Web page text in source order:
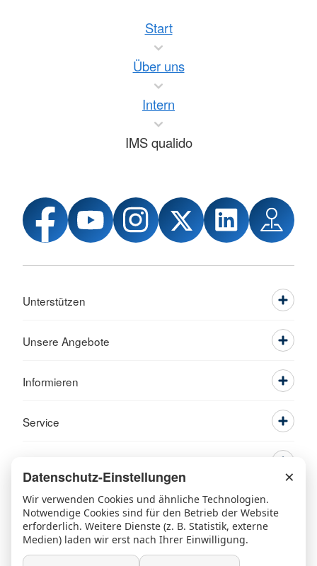
Start
Über uns
Intern
IMS qualido
Unterstützen
Unsere Angebote
Informieren
Service
Datenschutz-Einstellungen ×
Wir verwenden Cookies und ähnliche Technologien.
Notwendige Cookies sind für den Betrieb der Website
erforderlich. Weitere Dienste (z. B. Statistik, externe
Medien) laden wir erst nach Ihrer Einwilligung.